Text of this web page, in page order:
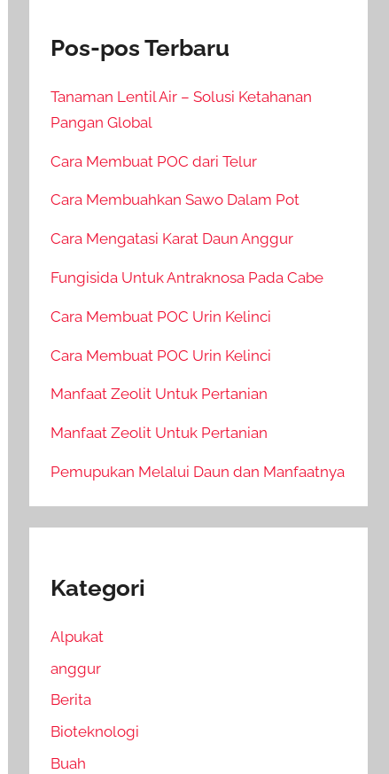
Pos-pos Terbaru
Tanaman Lentil Air – Solusi Ketahanan
Pangan Global
Cara Membuat POC dari Telur
Cara Membuahkan Sawo Dalam Pot
Cara Mengatasi Karat Daun Anggur
Fungisida Untuk Antraknosa Pada Cabe
Cara Membuat POC Urin Kelinci
Cara Membuat POC Urin Kelinci
Manfaat Zeolit Untuk Pertanian
Manfaat Zeolit Untuk Pertanian
Pemupukan Melalui Daun dan Manfaatnya
Kategori
Alpukat
anggur
Berita
Bioteknologi
Buah